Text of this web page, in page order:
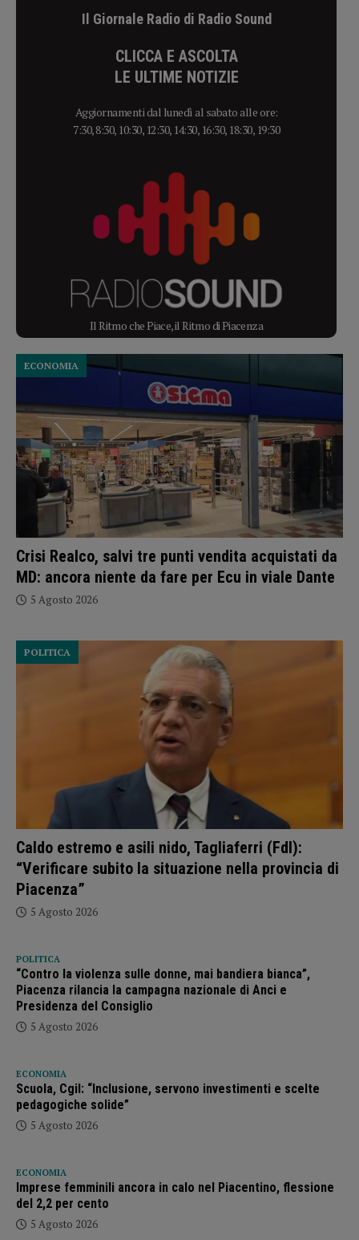
Il Giornale Radio di Radio Sound
CLICCA E ASCOLTA
LE ULTIME NOTIZIE
Aggiornamenti dal lunedì al sabato alle ore:
7:30, 8:30, 10:30, 12:30, 14:30, 16:30, 18:30, 19:30
Il Ritmo che Piace, il Ritmo di Piacenza
Crisi Realco, salvi tre punti vendita acquistati da
MD: ancora niente da fare per Ecu in viale Dante
ECONOMIA
5 Agosto 2026
Caldo estremo e asili nido, Tagliaferri (FdI):
“Verificare subito la situazione nella provincia di
Piacenza”
POLITICA
5 Agosto 2026
POLITICA
“Contro la violenza sulle donne, mai bandiera bianca”,
Piacenza rilancia la campagna nazionale di Anci e
Presidenza del Consiglio
5 Agosto 2026
ECONOMIA
Scuola, Cgil: “Inclusione, servono investimenti e scelte
pedagogiche solide”
5 Agosto 2026
ECONOMIA
Imprese femminili ancora in calo nel Piacentino, flessione
del 2,2 per cento
5 Agosto 2026